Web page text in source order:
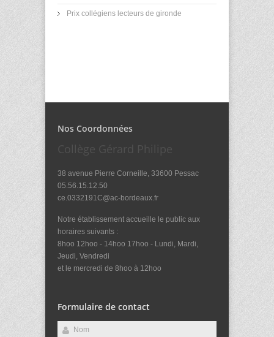
Prix collégiens lecteurs de gironde
Nos Coordonnées
Collège Gérard Philipe
38 avenue Pierre Corneille, 33600 Pessac
05.56.15.12.50
ce.0332191C@ac-bordeaux.fr
Notre établissement accueille le public aux
horaires suivants :
8hoo 12hoo - 14hoo 17hoo - Lundi, Mardi,
Jeudi, Vendredi
et le mercredi de 8hoo à 12hoo
Formulaire de contact